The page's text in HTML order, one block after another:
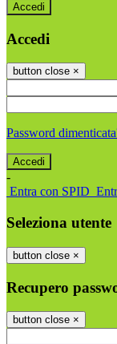
Accedi
Accedi
button close ×
Password
-
Entra con SPID
Seleziona utente
button close ×
Recupero
button close ×